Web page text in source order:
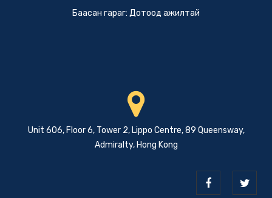
Баасан гараг: Дотоод ажилтай
Unit 606, Floor 6, Tower 2, Lippo Centre, 89 Queensway,
Admiralty, Hong Kong